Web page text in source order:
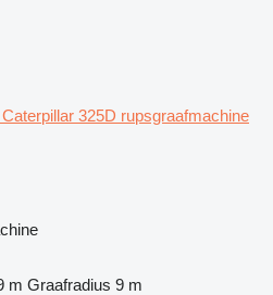
Caterpillar 325D rupsgraafmachine
m Graafradius 9 m